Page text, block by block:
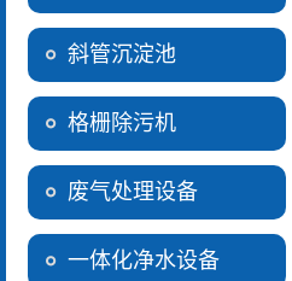
斜管沉淀池
格栅除污机
废气处理设备
一体化净水设备